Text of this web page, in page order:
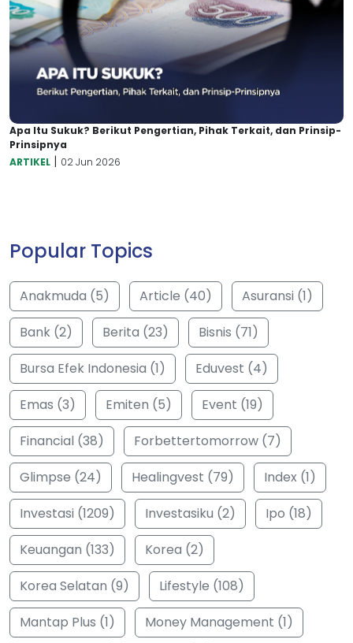
Apa Itu Sukuk? Berikut Pengertian, Pihak Terkait, dan Prinsip-
Prinsipnya
ARTIKEL | 02 Jun 2026
Popular Topics
Anakmuda (5) Article (40)
Asuransi (1)
Bank (2)
Berita (23)
Bisnis (71)
Bursa Efek Indonesia (1)
Eduvest (4)
Emas (3)
Emiten (5)
Event (19)
Financial (38)
Forbettertomorrow (7)
Glimpse (24)
Healingvest (79)
Index (1)
Investasi (1209)
Investasiku (2)
Ipo (18)
Keuangan (133)
Korea (2)
Korea Selatan (9)
Lifestyle (108)
Mantap Plus (1)
Money Management (1)